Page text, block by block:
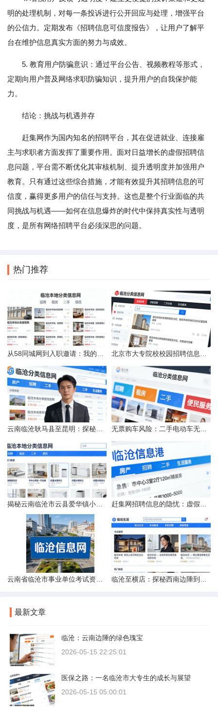
明的处理机制，对每一条投诉进行公开回应与处理，增强平台
的公信力。定期发布《招聘信息可信度报告》，让用户了解平
台在维护信息真实方面的努力与成效。
5. 教育用户防骗意识：通过平台公告、视频教程等形式，
定期向用户普及网络求职防骗知识，提升用户的自我保护能
力。
结论：挑战与机遇并存
赶集网作为国内知名的招聘平台，其在促进就业、连接雇
主与求职者方面发挥了重要作用。面对日益增长的虚假招聘信
息问题，平台需不断优化其审核机制、提升透明度并加强用户
教育。只有通过这些综合措施，才能有效提升其招聘信息的可
信度，赢得更多用户的信任与支持。这也是整个行业面临的共
同挑战与机遇——如何在信息爆炸的时代中保持真实性与透明
度，是所有网络招聘平台必须深思的问题。
热门推荐
最新文章
临沧：云南边陲的绿色瑰宝
2026-05-15 22:25:01
医保之路：一名临沧市大专生的成长与展望
2026-05-15 05:00:01